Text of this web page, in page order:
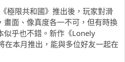
極限共和國》推出後，玩家對滑
畫面、像真度各一不可，但有時換
似乎也不錯。新作《Lonely
本月推出，能與多位好友一起在